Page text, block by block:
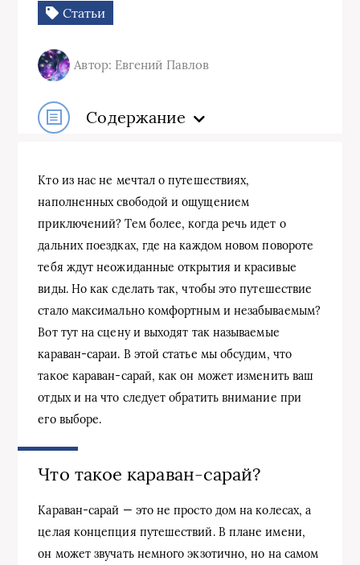
Статьи
Автор: Евгений Павлов
Содержание
Кто из нас не мечтал о путешествиях,
наполненных свободой и ощущением
приключений? Тем более, когда речь идет о
дальних поездках, где на каждом новом повороте
тебя ждут неожиданные открытия и красивые
виды. Но как сделать так, чтобы это путешествие
стало максимально комфортным и незабываемым?
Вот тут на сцену и выходят так называемые
караван-сараи. В этой статье мы обсудим, что
такое караван-сарай, как он может изменить ваш
отдых и на что следует обратить внимание при
его выборе.
Что такое караван-сарай?
Караван-сарай — это не просто дом на колесах, а
целая концепция путешествий. В плане имени,
он может звучать немного экзотично, но на самом